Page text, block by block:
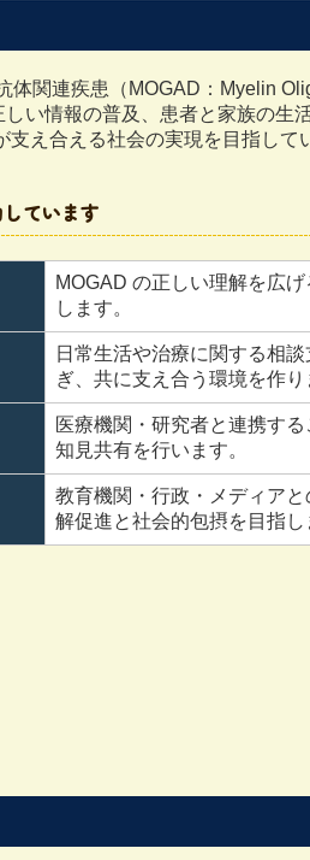
体関連疾患（MOGAD：Myelin
い情報の普及、患者と家族の生
え合える社会の実現を目指して
ています
MOGAD の正しい理解を広
します。
日常生活や治療に関する相
ぎ、共に支え合う環境を作り
医療機関・研究者と連携す
知見共有を行います。
教育機関・行政・メディア
解促進と社会的包摂を目指し